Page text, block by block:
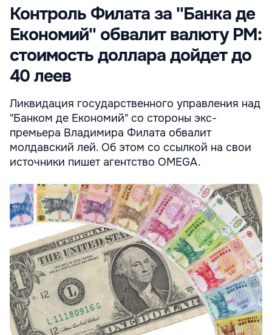
Контроль Филата за ''Банка де
Економий'' обвалит валюту РМ:
стоимость доллара дойдет до
40 леев
Ликвидация государственного управления над
"Банком де Економий" со стороны экс-
премьера Владимира Филата обвалит
молдавский лей. Об этом со ссылкой на свои
источники пишет агентство OMEGA.